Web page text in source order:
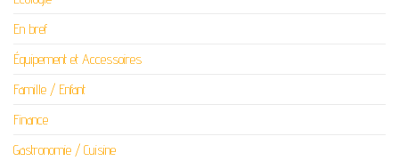
En bref
Équipement et Accessoires
Famille / Enfant
Finance
Gastronomie / Cuisine